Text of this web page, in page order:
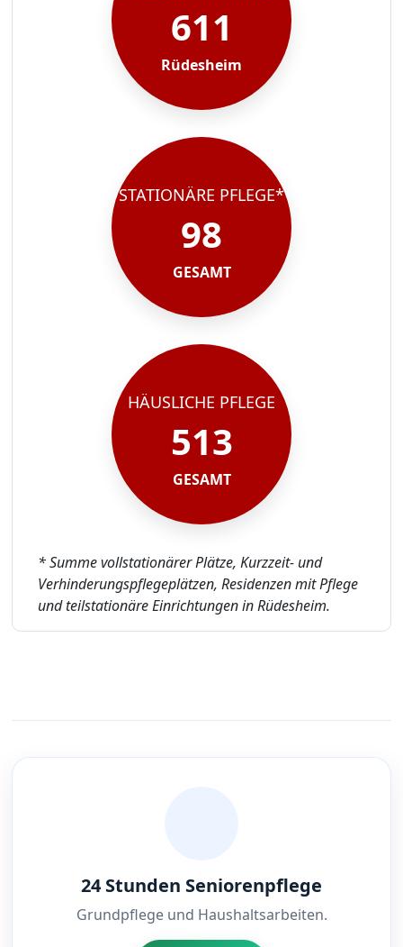
611
Rüdesheim
STATIONÄRE PFLEGE*
98
GESAMT
HÄUSLICHE PFLEGE
513
GESAMT
* Summe vollstationärer Plätze, Kurzzeit- und
Verhinderungspflegeplätzen, Residenzen mit Pflege
und teilstationäre Einrichtungen in Rüdesheim.
24 Stunden Seniorenpflege
Grundpflege und Haushaltsarbeiten.